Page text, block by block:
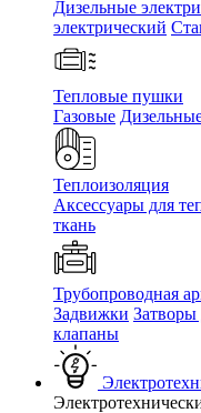
Дизельные
электрический
Тепловые пушки
Газовые
Теплоизоляция
Аксессуары для
ткань
Трубопроводная
Задвижки
клапаны